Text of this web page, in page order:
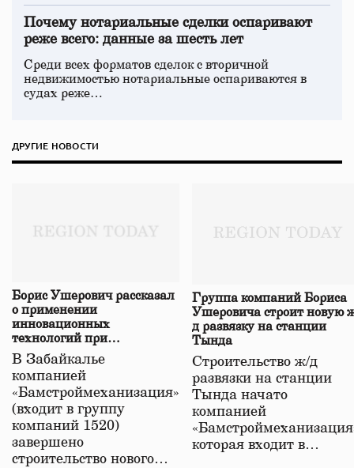
Почему нотариальные сделки оспаривают
реже всего: данные за шесть лет
Среди всех форматов сделок с вторичной
недвижимостью нотариальные оспариваются в
судах реже…
ДРУГИЕ НОВОСТИ
Борис Ушерович рассказал
о применении
инновационных
технологий при
строительстве нового моста
в Забайкалье
В Забайкалье
компанией
«Бамстроймеханизация»
(входит в группу
компаний 1520)
завершено
строительство нового…
Группа компаний Бориса
Ушеровича строит новую
д развязку на станции
Тында
Строительство ж/д
развязки на станции
Тында начато
компанией
которая входит в…